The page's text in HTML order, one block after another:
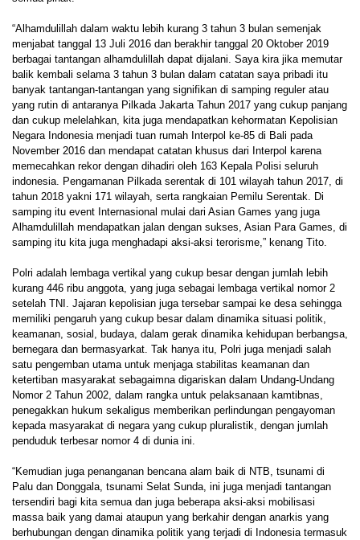
“Alhamdulillah dalam waktu lebih kurang 3 tahun 3 bulan semenjak
menjabat tanggal 13 Juli 2016 dan berakhir tanggal 20 Oktober 2019
berbagai tantangan alhamdulillah dapat dijalani. Saya kira jika memutar
balik kembali selama 3 tahun 3 bulan dalam catatan saya pribadi itu
banyak tantangan-tantangan yang signifikan di samping reguler atau
yang rutin di antaranya Pilkada Jakarta Tahun 2017 yang cukup panjang
dan cukup melelahkan, kita juga mendapatkan kehormatan Kepolisian
Negara Indonesia menjadi tuan rumah Interpol ke-85 di Bali pada
November 2016 dan mendapat catatan khusus dari Interpol karena
memecahkan rekor dengan dihadiri oleh 163 Kepala Polisi seluruh
indonesia. Pengamanan Pilkada serentak di 101 wilayah tahun 2017, di
tahun 2018 yakni 171 wilayah, serta rangkaian Pemilu Serentak. Di
samping itu event Internasional mulai dari Asian Games yang juga
Alhamdulillah mendapatkan jalan dengan sukses, Asian Para Games, di
samping itu kita juga menghadapi aksi-aksi terorisme,” kenang Tito.
Polri adalah lembaga vertikal yang cukup besar dengan jumlah lebih
kurang 446 ribu anggota, yang juga sebagai lembaga vertikal nomor 2
setelah TNI. Jajaran kepolisian juga tersebar sampai ke desa sehingga
memiliki pengaruh yang cukup besar dalam dinamika situasi politik,
keamanan, sosial, budaya, dalam gerak dinamika kehidupan berbangsa,
bernegara dan bermasyarkat. Tak hanya itu, Polri juga menjadi salah
satu pengemban utama untuk menjaga stabilitas keamanan dan
ketertiban masyarakat sebagaimna digariskan dalam Undang-Undang
Nomor 2 Tahun 2002, dalam rangka untuk pelaksanaan kamtibnas,
penegakkan hukum sekaligus memberikan perlindungan pengayoman
kepada masyarakat di negara yang cukup pluralistik, dengan jumlah
penduduk terbesar nomor 4 di dunia ini.
“Kemudian juga penanganan bencana alam baik di NTB, tsunami di
Palu dan Donggala, tsunami Selat Sunda, ini juga menjadi tantangan
tersendiri bagi kita semua dan juga beberapa aksi-aksi mobilisasi
massa baik yang damai ataupun yang berkahir dengan anarkis yang
berhubungan dengan dinamika politik yang terjadi di Indonesia termasuk